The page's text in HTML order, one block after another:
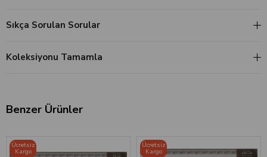
Sıkça Sorulan Sorular
Koleksiyonu Tamamla
Benzer Ürünler
Ücretsiz
Kargo
Ücretsiz
Kargo